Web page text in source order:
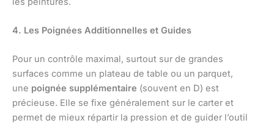
4. Les Poignées Additionnelles et Guides
Pour un contrôle maximal, surtout sur de grandes
surfaces comme un plateau de table ou un parquet,
une poignée supplémentaire (souvent en D) est
précieuse. Elle se fixe généralement sur le carter et
permet de mieux répartir la pression et de guider l’outil